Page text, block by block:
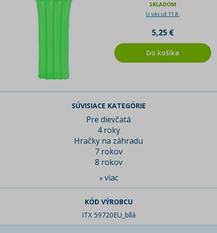
SKLADOM
U vás už 11.8.
5,25 €
Do košíka
SÚVISIACE KATEGÓRIE
Pre dievčatá
4 roky
Hračky na záhradu
7 rokov
8 rokov
» viac
KÓD VÝROBCU
ITX 59720EU_bílá